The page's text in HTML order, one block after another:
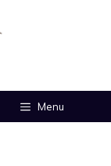
Menu